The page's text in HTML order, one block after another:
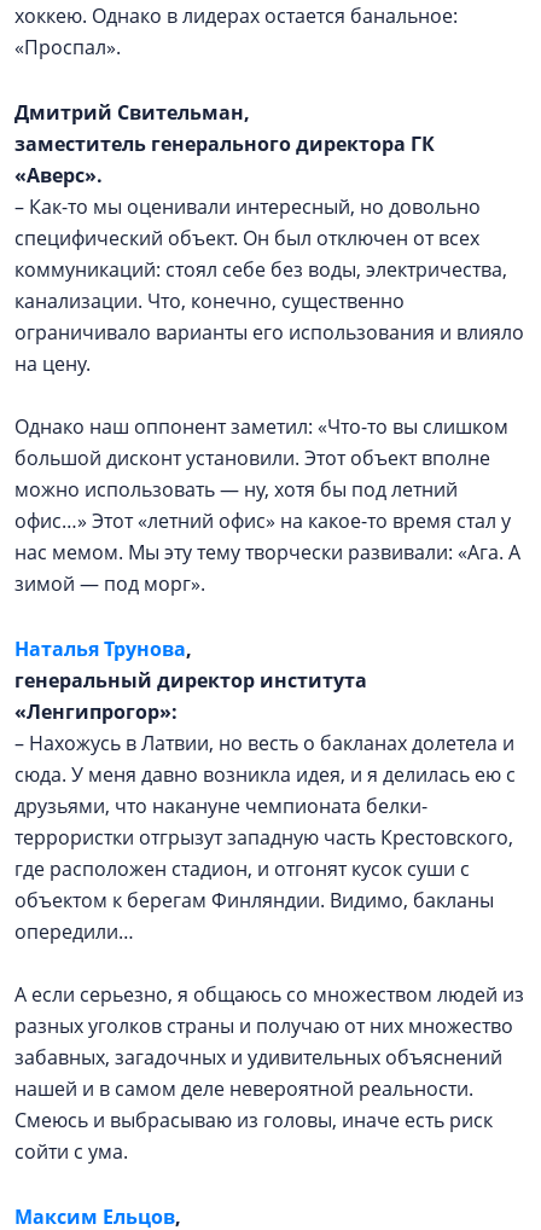
хоккею. Однако в лидерах остается банальное:
«Проспал».
Дмитрий Свительман,
заместитель генерального директора ГК
«Аверс».
– Как-то мы оценивали интересный, но довольно
специфический объект. Он был отключен от всех
коммуникаций: стоял себе без воды, электричества,
канализации. Что, конечно, существенно
ограничивало варианты его использования и влияло
на цену.
Однако наш оппонент заметил: «Что-то вы слишком
большой дисконт установили. Этот объект вполне
можно использовать — ну, хотя бы под летний
офис…» Этот «летний офис» на какое-то время стал у
нас мемом. Мы эту тему творчески развивали: «Ага. А
зимой — под морг».
Наталья Трунова,
генеральный директор института
«Ленгипрогор»:
– Нахожусь в Латвии, но весть о бакланах долетела и
сюда. У меня давно возникла идея, и я делилась ею с
друзьями, что накануне чемпионата белки-
террористки отгрызут западную часть Крестовского,
где расположен стадион, и отгонят кусок суши с
объектом к берегам Финляндии. Видимо, бакланы
опередили…
А если серьезно, я общаюсь со множеством людей из
разных уголков страны и получаю от них множество
забавных, загадочных и удивительных объяснений
нашей и в самом деле невероятной реальности.
Смеюсь и выбрасываю из головы, иначе есть риск
сойти с ума.
Максим Ельцов,